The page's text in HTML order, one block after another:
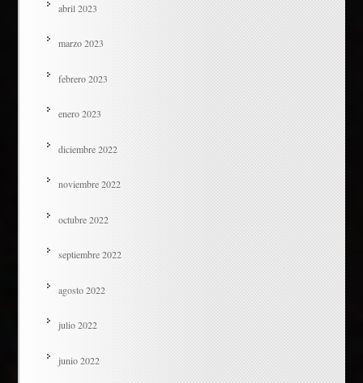
abril 2023
marzo 2023
febrero 2023
enero 2023
diciembre 2022
noviembre 2022
octubre 2022
septiembre 2022
agosto 2022
julio 2022
junio 2022